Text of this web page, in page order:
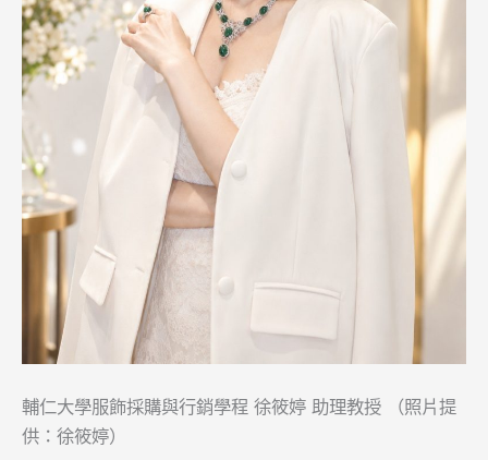
輔仁大學服飾採購與行銷學程 徐筱婷 助理教授 （照片提
供：徐筱婷）